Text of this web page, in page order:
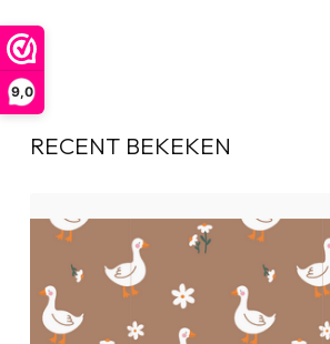
9,0
RECENT BEKEKEN